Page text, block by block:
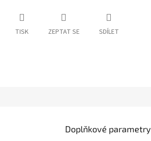
TISK ZEPTAT SE SDÍLET
Doplňkové parametry